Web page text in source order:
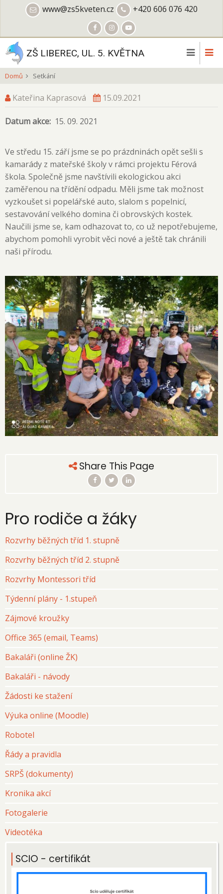
obsahu
www@zs5kveten.cz +420 606 076 420
ZŠ LIBEREC, UL. 5. KVĚTNA
Domů Setkání
Kateřina Kaprasová 15.09.2021
Datum akce 15. 09. 2021
Ve středu 15. září jsme se po prázdninách opět sešli s
kamarády z mateřské školy v rámci projektu Férová
škola. Společně jsme navštívili ekologickou akci
zaměřenou na třídění odpadu. Měli jsme tak možnost
vyzkoušet si popelářské auto, slalom s popelnicí,
sestavování velkého domina či obrovských kostek.
Naučili jsme se, kam odhazovat to, co už nepotřebujeme,
abychom pomohli vyrobit věci nové a ještě tak chránili
naši přírodu.
Share This Page
Pro rodiče a žáky
Rozvrhy běžných tříd 1. stupně
Rozvrhy běžných tříd 2. stupně
Rozvrhy Montessori tříd
Týdenní plány - 1.stupeň
Zájmové kroužky
Office 365 (email, Teams)
Bakaláři (online ŽK)
Bakaláři - návody
Žádosti ke stažení
Výuka online (Moodle)
Robotel
Řády a pravidla
SRPŠ (dokumenty)
Kronika akcí
Fotogalerie
Videotéka
SCIO - certifikát